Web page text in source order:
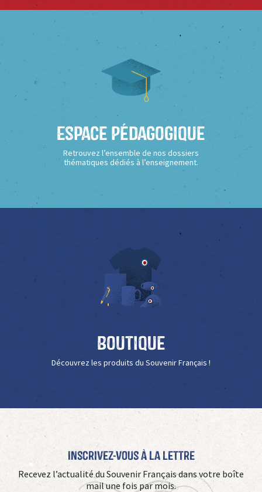
Espace Pédagogique
Retrouvez l’ensemble de nos dossiers
thématiques dédiés à l’enseignement.
Boutique
Découvrez les produits du Souvenir Français !
Inscrivez-vous à La Lettre
Recevez l’actualité du Souvenir Français dans votre boîte
mail une fois par mois.